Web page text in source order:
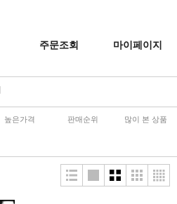
주문조회 마이페이지
높은가격 판매순위 많이 본 상품